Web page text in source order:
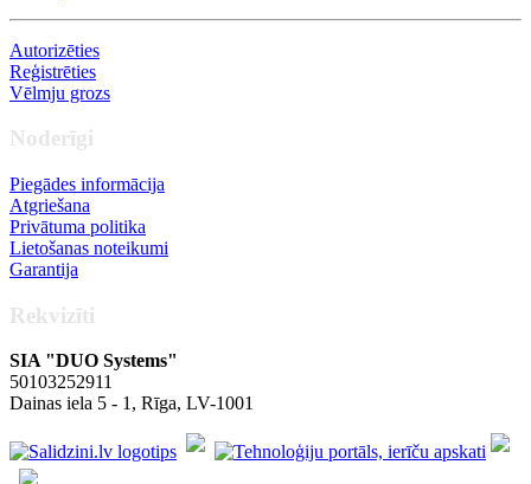
Autorizēties
Reģistrēties
Vēlmju grozs
Noderīgi
Piegādes informācija
Atgriešana
Privātuma politika
Lietošanas noteikumi
Garantija
Rekvizīti
SIA "DUO Systems"
50103252911
Dainas iela 5 - 1, Rīga, LV-1001